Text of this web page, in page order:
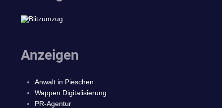
Anzeigen
Anwalt in Pieschen
Wappen Digitalisierung
PR-Agentur